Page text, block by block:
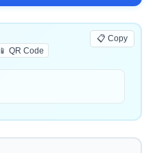
📋 Copy
📱 QR Code